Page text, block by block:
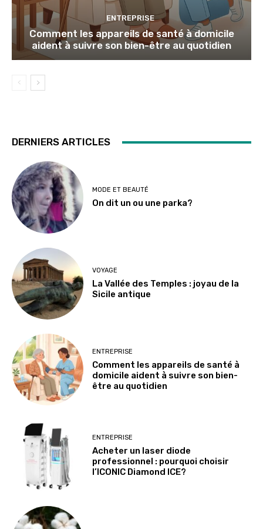
ENTREPRISE
Comment les appareils de santé à domicile
aident à suivre son bien-être au quotidien
DERNIERS ARTICLES
MODE ET BEAUTÉ
On dit un ou une parka?
VOYAGE
La Vallée des Temples : joyau de la
Sicile antique
ENTREPRISE
Comment les appareils de santé à
domicile aident à suivre son bien-
être au quotidien
ENTREPRISE
Acheter un laser diode
professionnel : pourquoi choisir
l’ICONIC Diamond ICE?